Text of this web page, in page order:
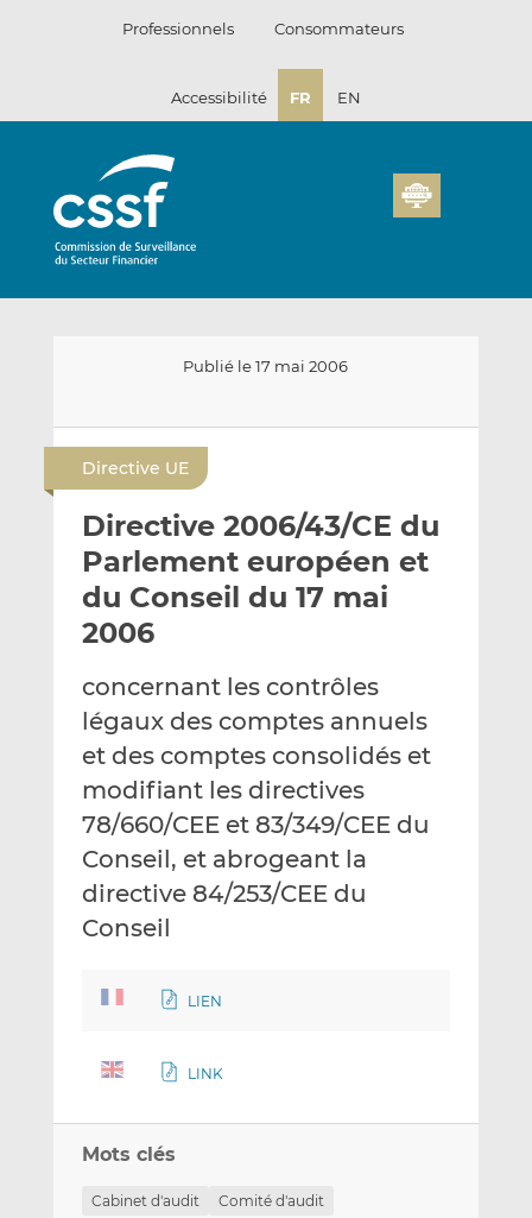
Professionnels Consommateurs
Accessibilité FR EN
Publié le 17 mai 2006
y
e
r
p
e
m
i
l
a
g
e
r
r
L
n
k
e
d
n
a
g
e
r
r
F
c
e
b
o
o
k
Directive UE
Directive 2006/43/CE du
Parlement européen et
du Conseil du 17 mai
2006
concernant les contrôles
légaux des comptes annuels
et des comptes consolidés et
modifiant les directives
78/660/CEE et 83/349/CEE du
Conseil, et abrogeant la
directive 84/253/CEE du
Conseil
LIEN
LINK
Mots clés
Cabinet d'audit
Comité d'audit